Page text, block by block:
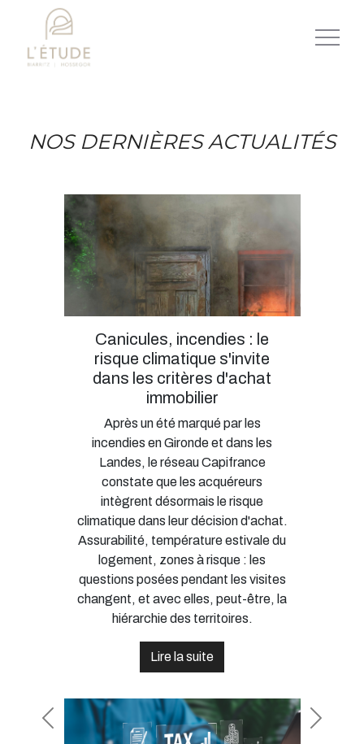
NOS DERNIÈRES ACTUALITÉS
Canicules, incendies : le
risque climatique s'invite
dans les critères d'achat
immobilier
Après un été marqué par les
incendies en Gironde et dans les
Landes, le réseau Capifrance
constate que les acquéreurs
intègrent désormais le risque
climatique dans leur décision d'achat.
Assurabilité, température estivale du
logement, zones à risque : les
questions posées pendant les visites
changent, et avec elles, peut-être, la
hiérarchie des territoires.
Lire la suite
Previous Next